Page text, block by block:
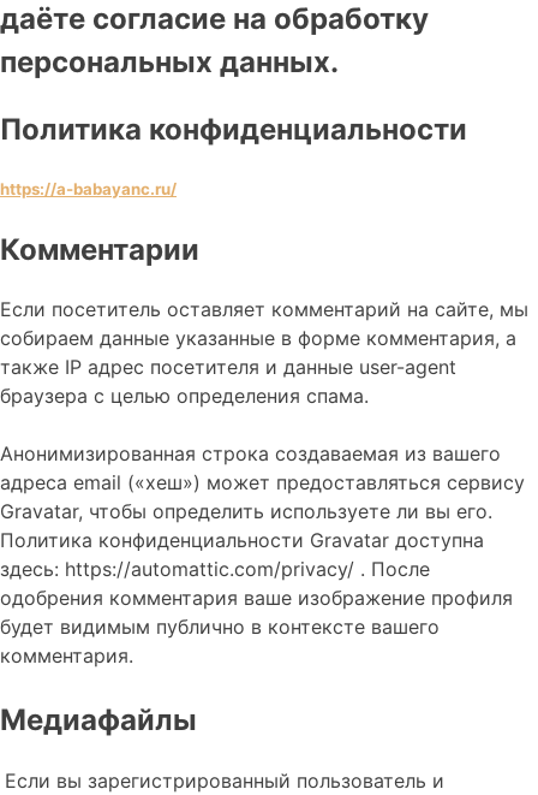
даёте согласие на обработку
персональных данных.
Политика конфиденциальности
https://a-babayanc.ru/
Комментарии
Если посетитель оставляет комментарий на сайте, мы
собираем данные указанные в форме комментария, а
также IP адрес посетителя и данные user-agent
браузера с целью определения спама.
Анонимизированная строка создаваемая из вашего
адреса email («хеш») может предоставляться сервису
Gravatar, чтобы определить используете ли вы его.
Политика конфиденциальности Gravatar доступна
здесь: https://automattic.com/privacy/ . После
одобрения комментария ваше изображение профиля
будет видимым публично в контексте вашего
комментария.
Медиафайлы
Если вы зарегистрированный пользователь и